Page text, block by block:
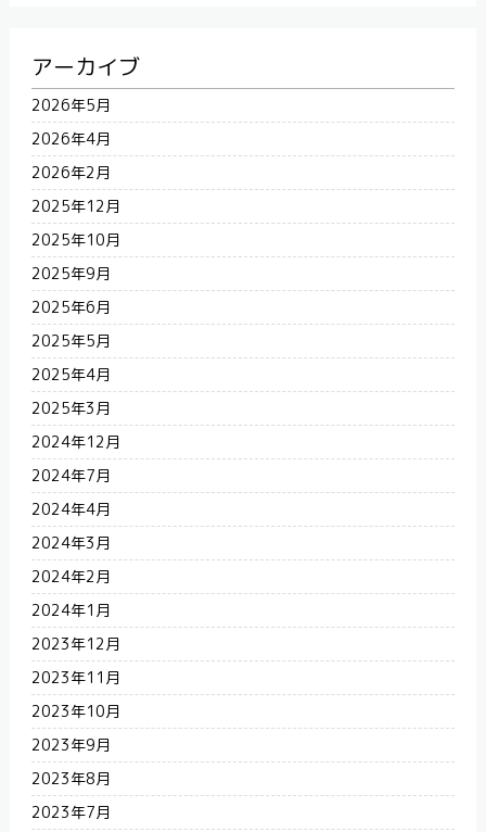
アーカイブ
2026年5月
2026年4月
2026年2月
2025年12月
2025年10月
2025年9月
2025年6月
2025年5月
2025年4月
2025年3月
2024年12月
2024年7月
2024年4月
2024年3月
2024年2月
2024年1月
2023年12月
2023年11月
2023年10月
2023年9月
2023年8月
2023年7月